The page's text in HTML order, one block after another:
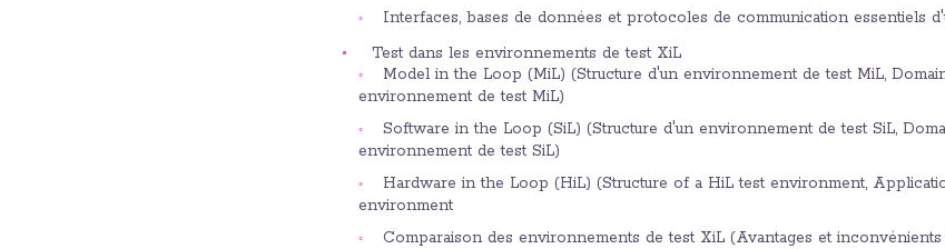
Interfaces, bases de données et protocoles de communication essentiels
Test dans les environnements de test XiL
Model in the Loop (MiL) (Structure d'un environnement de test MiL,
environnement de test MiL)
Software in the Loop (SiL) (Structure d'un environnement de test SiL,
environnement de test SiL)
Hardware in the Loop (HiL) (Structure of a HiL test environment,
environment
Comparaison des environnements de test XiL (Avantages et